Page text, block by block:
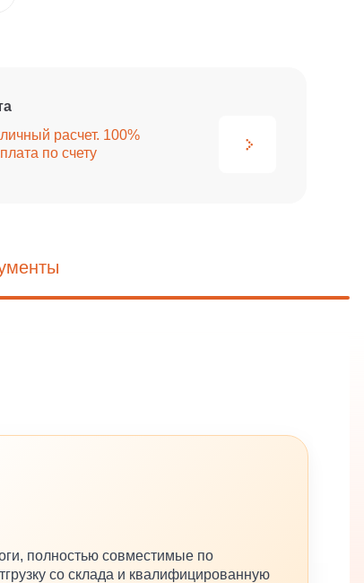
расчет. 100%
по счету
полностью совместимые по
со склада и квалифицированную